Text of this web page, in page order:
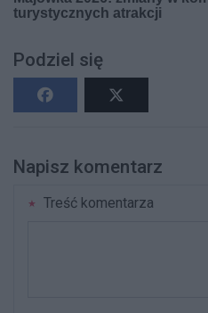
Podziel się
Napisz komentarz
Treść komentarza